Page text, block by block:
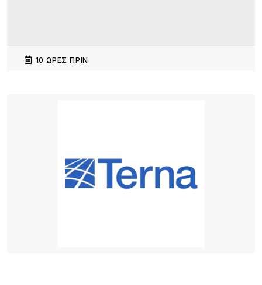
10 ΏΡΕΣ ΠΡΙΝ
13 ΏΡΕΣ ΠΡΙΝ
Λήμνος: Προγραμματισμένες διακοπές ρεύματος